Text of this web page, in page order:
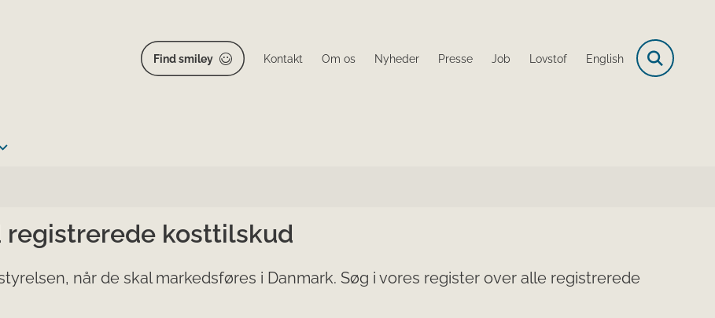
Find smiley Kontakt Om os Nyheder Presse Job Lovstof English
registrerede kosttilskud
når de skal markedsføres i Danmark. Søg i vores register over alle registrerede